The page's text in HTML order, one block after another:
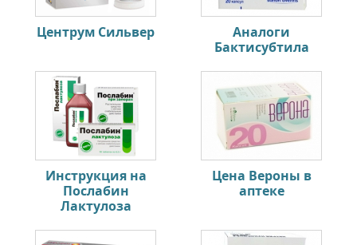
Центрум Сильвер
Аналоги
Бактисубтила
Инструкция на
Послабин
Лактулоза
Цена Вероны в
аптеке